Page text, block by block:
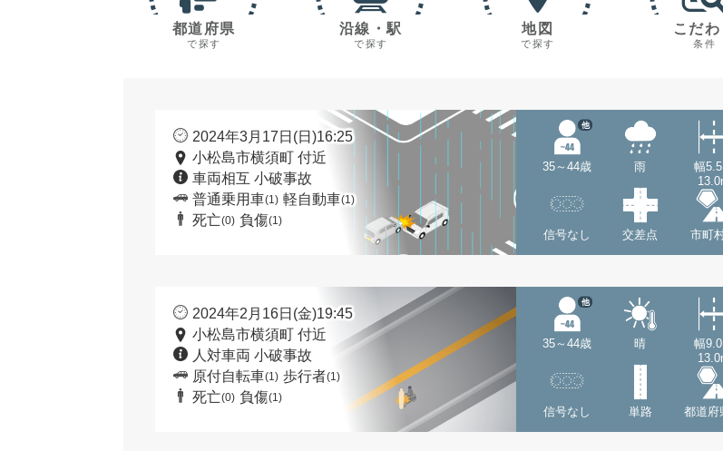
都道府県
で探す
沿線・駅
で探す
地図
で探す
こだわ
条件
2024年3月17日(日)16:25
小松島市横須町 付近
車両相互 小破事故
普通乗用車(1) 軽自動車(1)
死亡(0) 負傷(1)
35～44歳
他
雨
幅5.5
信号なし 交差点 市町
2024年2月16日(金)19:45
小松島市横須町 付近
人対車両 小破事故
原付自転車(1) 歩行者(1)
死亡(0) 負傷(1)
35～44歳
他
晴
幅9.0
信号なし 単路 都道府